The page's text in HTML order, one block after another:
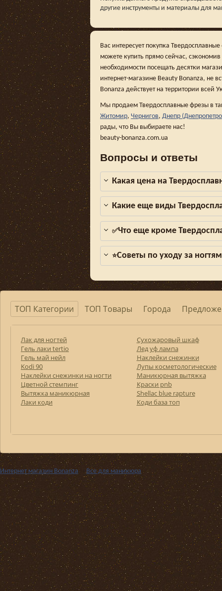
другие инструменты и материалы для
Вас интересует покупка
можете купить прямо сейчас,
необходимости посещать десятки
интернет-магазине Beauty Bonanza, не
Bonanza действует на территории всей
Мы продаем Твердосплавные фрезы в
Житомир, Чернигов, Днепр
рады, что Вы выбираете нас!
beauty-bonanza.com.ua
Вопросы и ответы
Какая цена на
Какие еще виды
✅Что еще кроме
⭐Советы по уходу за
ТОП Категории ТОП Товары Города
Лак для ногтей
Гель лаки tertio
Гель май нейл
Kodi 90
Наклейки снежинки на ногти
Цветной стемпинг
Вытяжка маникюрная
Лаки коди
Сухожаровый шкаф
Лед уф лампа
Наклейки снежинки
Лупы косметологические
Маникюрная вытяжка
Краски pnb
Shellac blue rapture
Коди база топ
Интернет магазин Bonanza››Все для маникюра